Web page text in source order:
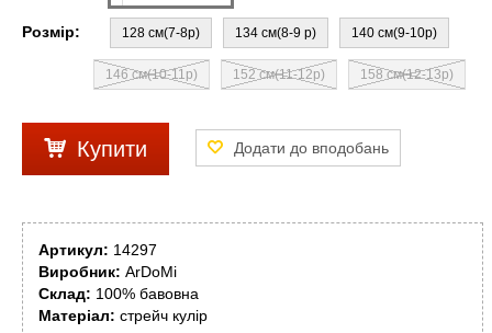
Розмір: 128 см(7-8р) 134 см(8-9 р) 140 см(9-10р)
146 см(10-11р) 152 см(11-12р) 158 см(12-13р)
Купити
Артикул: 14297
Виробник: ArDoMi
Склад: 100% бавовна
Матеріал: стрейч кулір